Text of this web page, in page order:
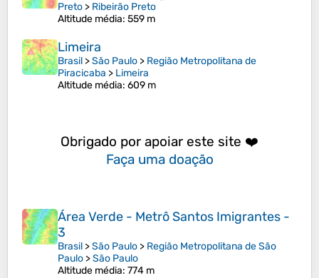
Preto > Ribeirão Preto
Altitude média: 559 m
Limeira
Brasil >São Paulo > Região Metropolitana de
Piracicaba > Limeira
Altitude média: 609 m
Obrigado por apoiar este site ❤️
Faça uma doação
Área Verde - Metrô Santos Imigrantes -
3
Brasil >São Paulo > Região Metropolitana de São
Paulo >São Paulo
Altitude média: 774 m